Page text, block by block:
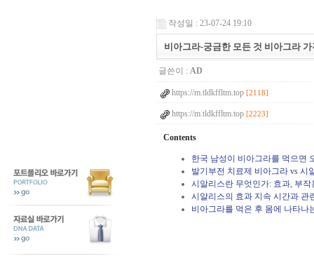
작성일 : 23-07-24 19:10
비아그라-궁금한 모든 것 비아그라
글쓴이 : AD
https://m.tldkffltm.top [2118]
https://m.tldkffltm.top [2223]
Contents
한국 남성이 비아그라를 먹으면
발기부전 치료제 비아그라 vs 시
시알리스란 무엇인가: 효과, 부
시알리스의 효과 지속 시간과 관
비아그라를 먹은 후 몸에 나타나